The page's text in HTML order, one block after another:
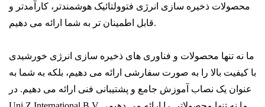
محصولات ذخیره سازی انرژی فتوولتائیک هوشمندتر، کارآمدتر و
قابل اطمینان تر به شما ارائه می دهیم.
ما نه تنها محصولات و فناوری های ذخیره سازی انرژی خورشیدی
با کیفیت بالا را به صورت سفارشی ارائه می دهیم، بلکه به شما به
عنوان یک نصاب آموزش جامع و پشتیبانی فنی ارائه می دهیم. در